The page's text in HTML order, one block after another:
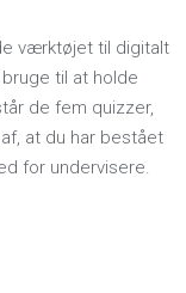
værktøjet til digitalt
til at holde
de fem quizzer,
at du har bestået
for undervisere.